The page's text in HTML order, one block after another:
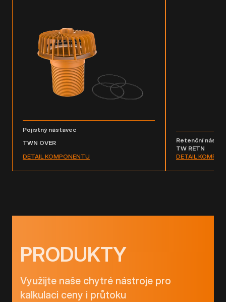
Pojistný nástavec
TWN OVER
DETAIL KOMPONENTU
Retenční
TW RETN
DETAIL
PRODUKTY
Využijte naše chytré nástroje pro
kalkulaci ceny i průtoku